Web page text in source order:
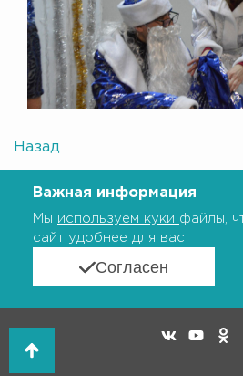
Назад
Важная информация
Мы используем куки файлы,
сайт удобнее для вас
Согласен